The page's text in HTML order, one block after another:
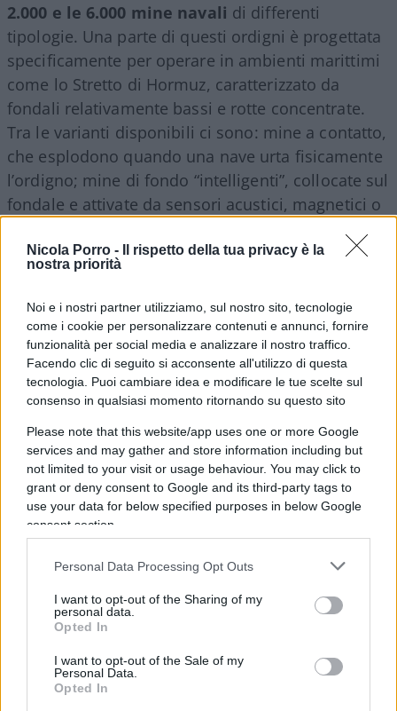
Nicola Porro -
Il rispetto della tua privacy è la
nostra priorità
Noi e i nostri partner utilizziamo, sul nostro sito, tecnologie
come i cookie per personalizzare contenuti e annunci, fornire
funzionalità per social media e analizzare il nostro traffico.
Facendo clic di seguito si acconsente all'utilizzo di questa
tecnologia. Puoi cambiare idea e modificare le tue scelte sul
consenso in qualsiasi momento ritornando su questo sito
Please note that this website/app uses one or more Google
services and may gather and store information including but
not limited to your visit or usage behaviour. You may click to
grant or deny consent to Google and its third-party tags to
use your data for below specified purposes in below Google
consent section.
Personal Data Processing Opt Outs
I want to opt-out of the Sharing of my
personal data.
Opted In
I want to opt-out of the Sale of my
Personal Data.
Opted In
2.000 e le 6.000 mine navali di differenti
tipologie. Una parte di questi ordigni è progettata
specificamente per operare in ambienti marittimi
come lo Stretto di Hormuz, caratterizzato da
fondali relativamente bassi e rotte concentrate.
Tra le varianti disponibili ci sono: mine a contatto,
che esplodono quando una nave urta fisicamente
l’ordigno; mine di fondo “intelligenti”, collocate sul
fondale e attivate da sensori acustici, magnetici o
navi; mine a razzo, capaci di lanciare una testata
verso l’alto contro lo scafo dell’imbarcazione
bersaglio.
Leggi anche:
Guerra all’Iran, con il petrolio a 90 dollari
rischiamo una stangata da 1.200 euro!
Iran-Usa: l’;incubo di Hormuz sulle rotte di
petrolio e gas
arsenali iraniani sarebbero presenti anche modelli
specifici come le mine di fondo MDM-6 di
produzione russa e le mine a propulsione di razzo
EM-52 di origine cinese. Gli ordigni possono
essere dispiegati tramite diverse piattaforme:
piccoli sommergibili, unità navali di superficie o